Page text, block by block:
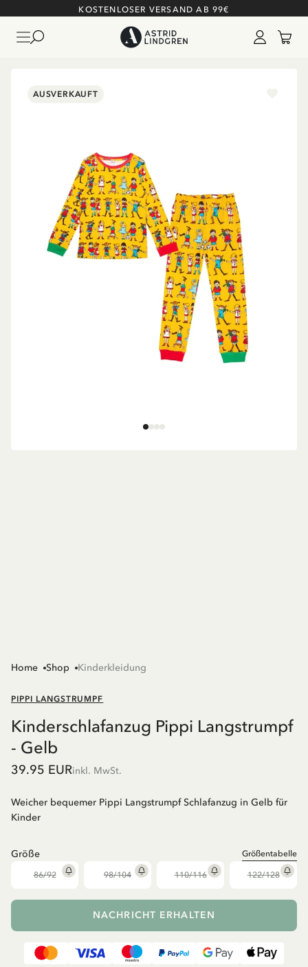
KOSTENLOSER VERSAND AB 99€
AUSVERKAUFT
Home Shop Kinderkleidung
PIPPI LANGSTRUMPF
Kinderschlafanzug Pippi Langstrumpf
- Gelb
39.95 EURinkl. MwSt.
Weicher bequemer Pippi Langstrumpf Schlafanzug in Gelb für
Kinder
Größe Größentabelle
86/92 98/104 110/116 122/128
NACHRICHT ERHALTEN